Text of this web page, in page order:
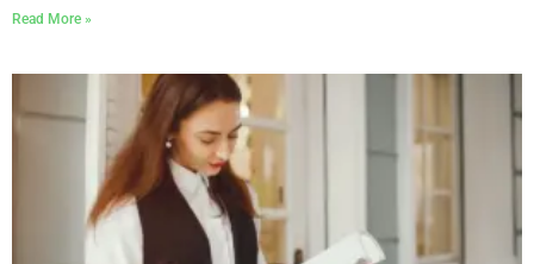
Read More »